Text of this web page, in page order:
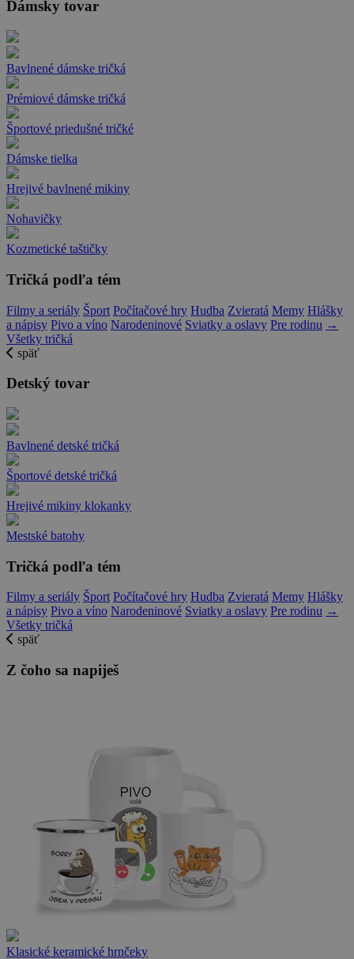
Dámsky tovar
Bavlnené dámske tričká
Prémiové dámske tričká
Športové priedušné tričké
Dámske tielka
Hrejivé bavlnené mikiny
Nohavičky
Kozmetické taštičky
Tričká podľa tém
Filmy a seriály Šport Počítačové hry Hudba Zvieratá Memy Hlášky
a nápisy Pivo a víno Narodeninové Sviatky a oslavy Pre rodinu →
Všetky tričká
späť
Detský tovar
Bavlnené detské tričká
Športové detské tričká
Hrejivé mikiny klokanky
Mestské batohy
Tričká podľa tém
Filmy a seriály Šport Počítačové hry Hudba Zvieratá Memy Hlášky
a nápisy Pivo a víno Narodeninové Sviatky a oslavy Pre rodinu →
Všetky tričká
späť
Z čoho sa napiješ
Klasické keramické hrnčeky